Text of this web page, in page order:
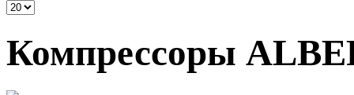
Компрессоры